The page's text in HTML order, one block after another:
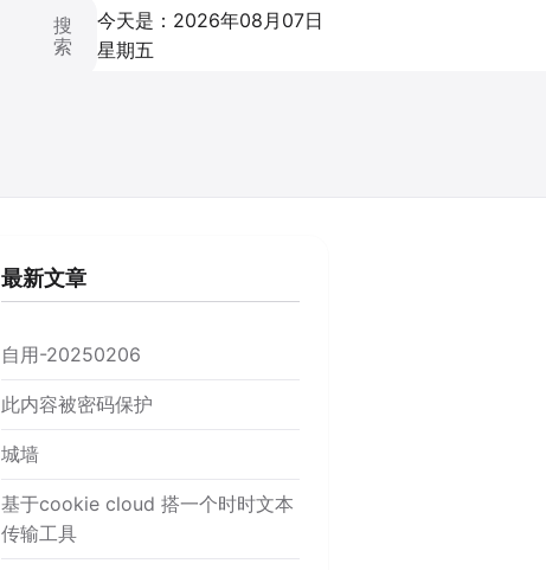
搜
索
今天是：2026年08月07日
星期五
最新文章
自用-20250206
此内容被密码保护
城墙
基于cookie cloud 搭一个时时文本
传输工具